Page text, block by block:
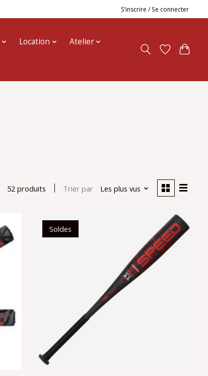
S’inscrire / Se connecter
Location
Atelier
52 produits Trier par Les plus vus
Soldes